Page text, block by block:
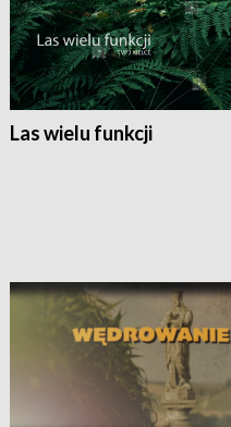
Las wielu funkcji